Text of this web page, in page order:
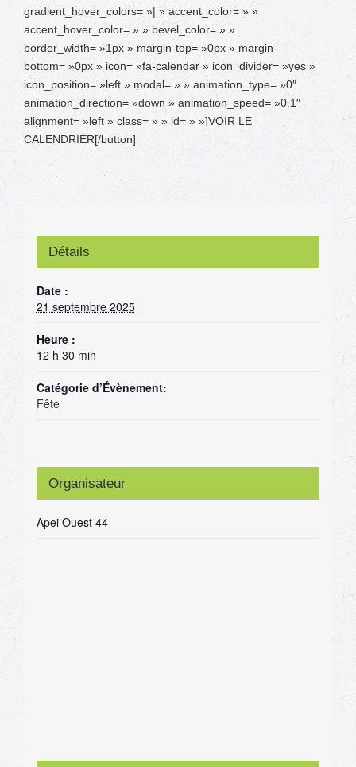
gradient_hover_colors= »| » accent_color= » »
accent_hover_color= » » bevel_color= » »
border_width= »1px » margin-top= »0px » margin-
bottom= »0px » icon= »fa-calendar » icon_divider= »yes »
icon_position= »left » modal= » » animation_type= »0″
animation_direction= »down » animation_speed= »0.1″
alignment= »left » class= » » id= » »]VOIR LE
CALENDRIER[/button]
Détails
Date :
21 septembre 2025
Heure :
12 h 30 min
Catégorie d’Évènement:
Fête
Organisateur
Apei Ouest 44